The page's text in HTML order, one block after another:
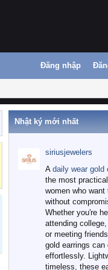
Đăng nhập
Nhật ký mới nhất
siriusjewelers
A daily wear gold
the most
women who
without
Whether you're
attending
or meeting
gold earrings
effortlessly.
timeless, these